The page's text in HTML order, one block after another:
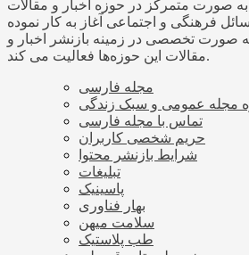
اجتماعی از سال ۱۳۹۵ به صورت متمرکز در حوزه اخبار و مقالات
فرهنگی و اجتماعی آغاز به کار نموده
صورت تخصصی در زمینه بازنشر اخبار و
مقالات این حوزه‌ها فعالیت می کند.
مجله فارسی
مجله عمومی و سبک زندگی
تماس با مجله فارسی
حریم شخصی کاربران
شرایط بازنشر محتوا
تبلیغات
پاسینیک
بهار فناوری
سلامت میهن
طب پلاستیک